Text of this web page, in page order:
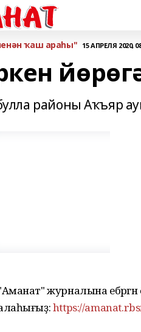
ҡаш араһы" 15 АПРЕЛЯ 2020,
районы Аҡъяр
журналына
https://